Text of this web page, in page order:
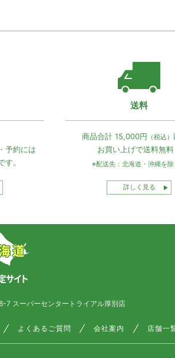
予約には
す。
送料
商品合計 15,000円 （税込）
お買い上げで送料無料
※配送先：北海道・沖縄を除
詳しく見る
7 スーパーセンタートライアル厚別店
よくあるご質問 会社案内 店舗一